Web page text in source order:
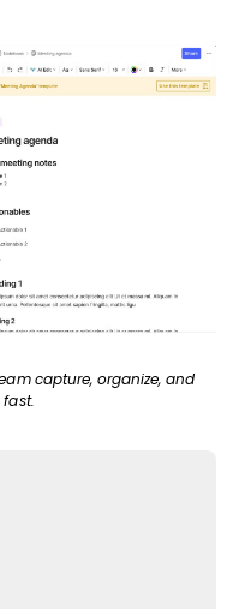
capture, organize, and